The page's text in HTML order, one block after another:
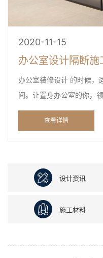
2020-11-15
办公室装修设计 的时候，
间。让置身办公室的你，
断施工工艺有哪些?办公室
办公室设...
查看详情
设计资讯
施工材料